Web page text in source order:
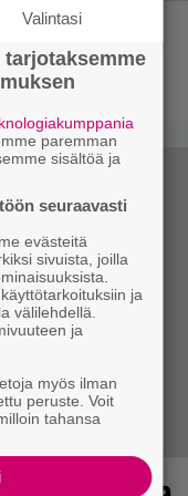
–
kanssa
Valintasi
paremman
sisältöä ja
seuraavasti
evästeitä
sivuista, joilla
ja
välilehdellä.
ja
myös ilman
peruste. Voit
tahansa